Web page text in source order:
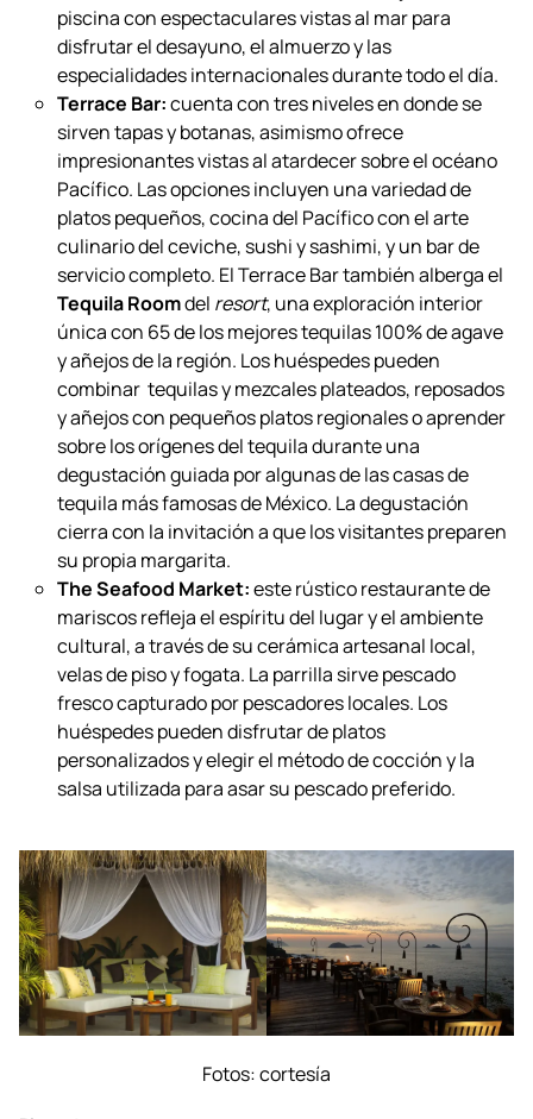
muestran sofisticadas propuestas gastronómicas de comida
tradicional mexicana y cocina internacional. Entre ellos se
encuentra:
Restaurante Las Rocas:se encuentra junto a la
piscina con espectaculares vistas al mar para
disfrutar el desayuno, el almuerzo y las
especialidades internacionales durante todo el día.
Terrace Bar:cuenta con tres niveles en donde se
sirven tapas y botanas, asimismo ofrece
impresionantes vistas al atardecer sobre el océano
Pacífico. Las opciones incluyen una variedad de
platos pequeños, cocina del Pacífico con el arte
culinario del ceviche, sushi y sashimi, y un bar de
servicio completo. El Terrace Bar también alberga el
Tequila Roomdelresort, una exploración interior
única con 65 de los mejores tequilas 100% de agave
y añejos de la región. Los huéspedes pueden
combinar tequilas y mezcales plateados, reposados
y añejos con pequeños platos regionales o aprender
sobre los orígenes del tequila durante una
degustación guiada por algunas de las casas de
tequila más famosas de México. La degustación
cierra con la invitación a que los visitantes preparen
su propia margarita.
The Seafood Market:este rústico restaurante de
mariscos refleja el espíritu del lugar y el ambiente
cultural, a través de su cerámica artesanal local,
velas de piso y fogata. La parrilla sirve pescado
huéspedes pueden disfrutar de platos
personalizados y elegir el método de cocción y la
salsa utilizada para asar su pescado preferido.